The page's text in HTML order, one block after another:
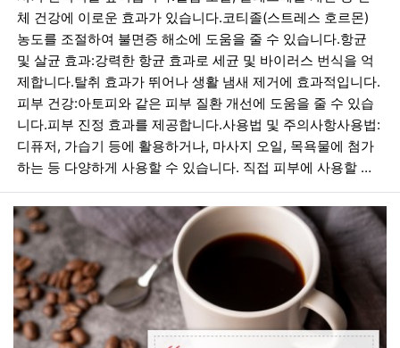
체 건강에 이로운 효과가 있습니다.코티졸(스트레스 호르몬)
농도를 조절하여 불면증 해소에 도움을 줄 수 있습니다.항균
및 살균 효과:강력한 항균 효과로 세균 및 바이러스 번식을 억
제합니다.탈취 효과가 뛰어나 생활 냄새 제거에 효과적입니다.
피부 건강:아토피와 같은 피부 질환 개선에 도움을 줄 수 있습
니다.피부 진정 효과를 제공합니다.사용법 및 주의사항사용법:
디퓨저, 가습기 등에 활용하거나, 마사지 오일, 목욕물에 첨가
하는 등 다양하게 사용할 수 있습니다. 직접 피부에 사용할 …